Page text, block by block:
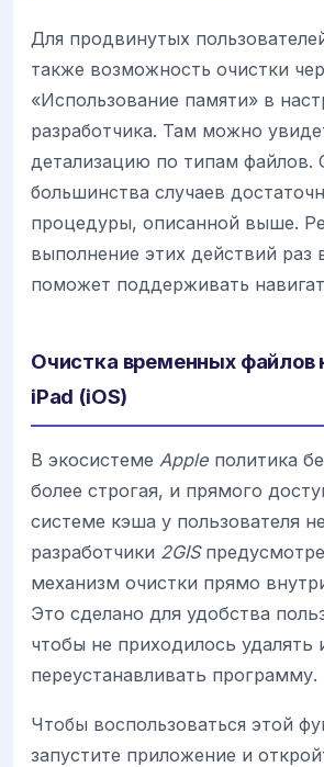
Для продвинутых
также возможность очистки
«Использование памяти» в
разработчика. Там можно
детализацию по типам файлов.
большинства случаев
процедуры, описанной выше.
выполнение этих действий раз
поможет поддерживать
Очистка временных файлов
iPad (iOS)
В экосистеме Apple политика
более строгая, и прямого
системе кэша у пользователя
разработчики 2GIS
механизм очистки прямо
Это сделано для удобства
чтобы не приходилось удалять
переустанавливать программу.
Чтобы воспользоваться этой
запустите приложение и